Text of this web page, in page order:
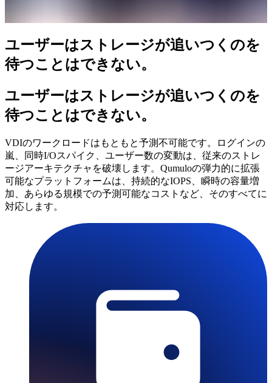
ユーザーはストレージが追いつくのを
待つことはできない。
ユーザーはストレージが追いつくのを
待つことはできない。
VDIのワークロードはもともと予測不可能です。ログインの
嵐、同時I/Oスパイク、ユーザー数の変動は、従来のストレ
ージアーキテクチャを破壊します。Qumuloの弾力的に拡張
可能なプラットフォームは、持続的なIOPS、瞬時の容量増
加、あらゆる規模での予測可能なコストなど、そのすべてに
対応します。